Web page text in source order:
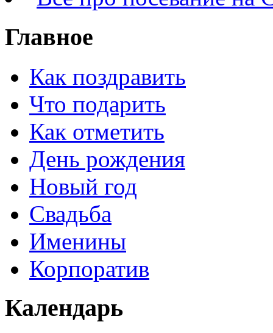
Главное
Как поздравить
Что подарить
Как отметить
День рождения
Новый год
Свадьба
Именины
Корпоратив
Календарь